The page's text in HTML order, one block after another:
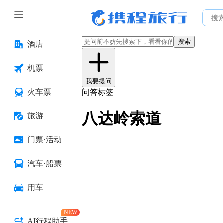
酒店
机票
火车票
旅游
门票·活动
汽车·船票
用车
AI行程助手
NEW
搜索
我要提问
问答标签
八达岭索道